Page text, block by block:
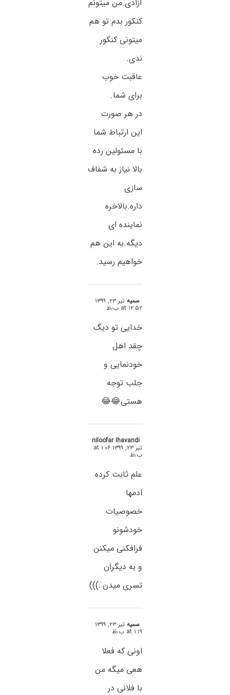
آزادی.من میتونم
کنکور بدم تو هم
میتونی کنکور
ندی.
عاقبت خوب
برای شما.
در هر صورت
این ارتباط شما
با مسئولین رده
بالا نیاز به شفاف
سازی
داره.بالاخره
نماینده ای
دیگه.به این هم
خواهیم رسید.
سمیه تیر ۲۳, ۱۳۹۹
at ۱۲:۵۲ ب٫ظ
خدایی تو دیگ
چقد اهل
خودنمایی و
جلب توجه
هستی😂😂
niloofar Ihavandi
تیر ۲۳, ۱۳۹۹ at ۱:۰۶
ب٫ظ
علم ثابت کرده
ادمها
خصوصیات
خودشونو
فرافکنی میکنن
و به دیگران
تسری میدن :)))
سمیه تیر ۲۳, ۱۳۹۹
at ۱:۱۹ ب٫ظ
اونی که فعلا
هعی میگه من
با فلانی در